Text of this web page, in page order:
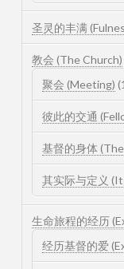
圣灵的丰满
教会 (The Church)
聚会 (Meeting)
彼此的交通
基督的身体
其实际与定义
生命旅程的经历
经历基督的爱